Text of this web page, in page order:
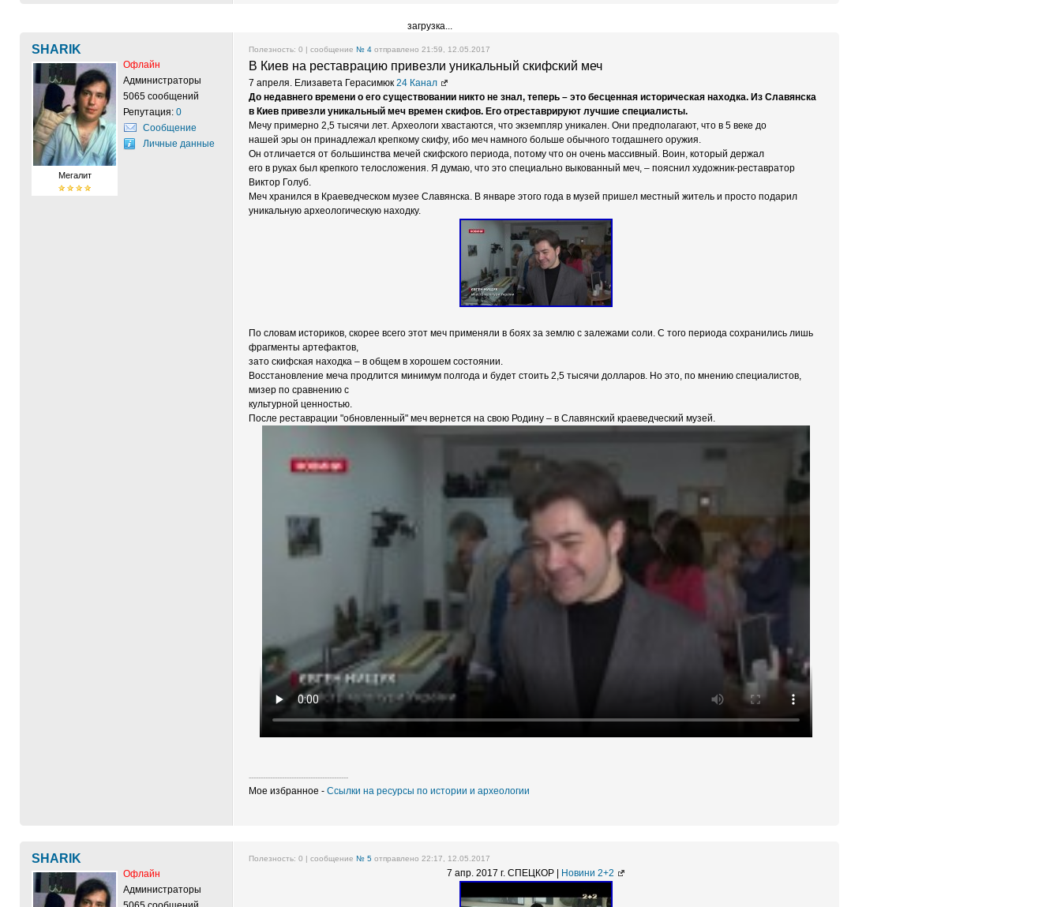
загрузка...
SHARIK
Мегалит
Офлайн
Администраторы
5065 сообщений
Репутация: 0
Сообщение
Личные данные
Полезность: 0 | сообщение № 4 отправлено 21:59, 12.05.2017
В Киев на реставрацию привезли уникальный скифский меч
7 апреля. Елизавета Герасимюк 24 Канал
До недавнего времени о его существовании никто не знал, теперь – это бесценная историческая находка. Из Славянска
в Киев привезли уникальный меч времен скифов. Его отреставрируют лучшие специалисты.
Мечу примерно 2,5 тысячи лет. Археологи хвастаются, что экземпляр уникален. Они предполагают, что в 5 веке до
нашей эры он принадлежал крепкому скифу, ибо меч намного больше обычного тогдашнего оружия.
Он отличается от большинства мечей скифского периода, потому что он очень массивный. Воин, который держал
его в руках был крепкого телосложения. Я думаю, что это специально выкованный меч, – пояснил художник-реставратор
Виктор Голуб.
Меч хранился в Краеведческом музее Славянска. В январе этого года в музей пришел местный житель и просто подарил
уникальную археологическую находку.
По словам историков, скорее всего этот меч применяли в боях за землю с залежами соли. С того периода сохранились лишь
фрагменты артефактов,
зато скифская находка – в общем в хорошем состоянии.
Восстановление меча продлится минимум полгода и будет стоить 2,5 тысячи долларов. Но это, по мнению специалистов,
мизер по сравнению с
культурной ценностью.
После реставрации "обновленный" меч вернется на свою Родину – в Славянский краеведческий музей.
------------------------------------------
Мое избранное - Ссылки на ресурсы по истории и археологии
SHARIK
Офлайн
Администраторы
Полезность: 0 | сообщение № 5 отправлено 22:17, 12.05.2017
7 апр. 2017 г. СПЕЦКОР | Новини 2+2